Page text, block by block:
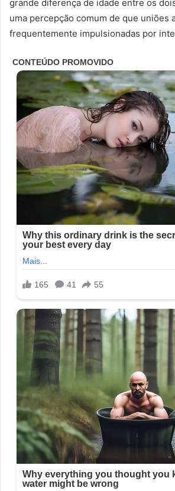
grande diferença de idade entre os
uma percepção comum de que uniões
frequentemente impulsionadas por